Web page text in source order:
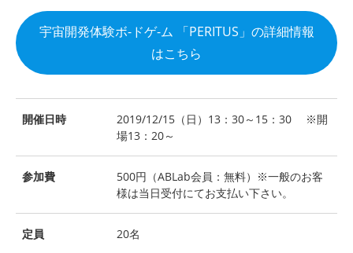
宇宙開発体験ボ-ドゲ-ム 「PERITUS」の詳細情報
はこちら
開催日時
2019/12/15（日）13：30～15：30 ※開
場13：20～
参加費
500円（ABLab会員：無料）※一般のお客
様は当日受付にてお支払い下さい。
定員 20名